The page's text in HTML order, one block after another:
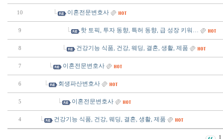
10 이혼전문변호사
9 핫 토픽, 투자 동향, 특허 동향, 급 성장 키워…
8 건강기능 식품, 건강, 웨딩, 결혼, 생활, 제품
7 이혼전문변호사
6 회생파산변호사
5 이혼전문변호사
4 건강기능 식품, 건강, 웨딩, 결혼, 생활, 제품
1